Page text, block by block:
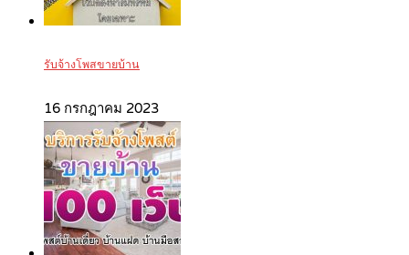
รับจ้างโพสขายบ้าน
16 กรกฎาคม 2023